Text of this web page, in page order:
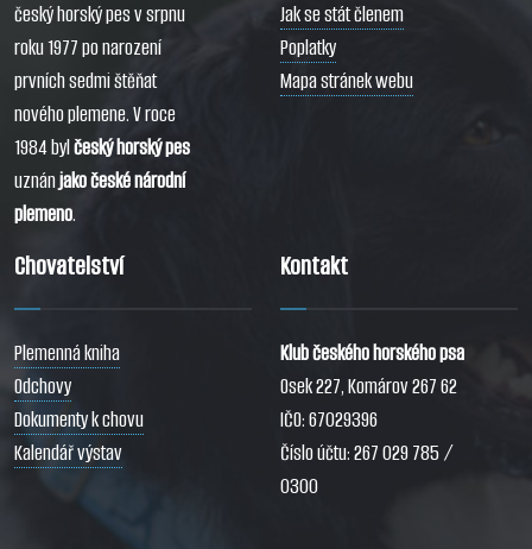
český horský pes v srpnu
roku 1977 po narození
prvních sedmi štěňat
nového plemene. V roce
1984 bylčeský horský pes
uznánjako české národní
plemeno.
Jak se stát členem
Poplatky
Mapa stránek webu
Chovatelství
Plemenná kniha
Odchovy
Dokumenty k chovu
Kalendář výstav
Kontakt
Klub českého horského psa
Osek 227, Komárov 267 62
IČO: 67029396
Číslo účtu: 267 029 785 /
0300